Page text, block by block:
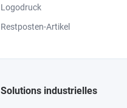
Logodruck
Restposten-Artikel
Solutions industrielles